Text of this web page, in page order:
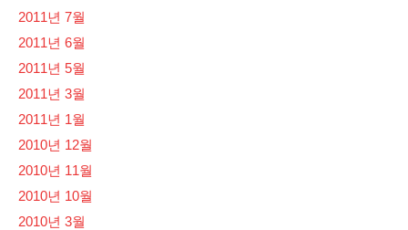
2011년 7월
2011년 6월
2011년 5월
2011년 3월
2011년 1월
2010년 12월
2010년 11월
2010년 10월
2010년 3월